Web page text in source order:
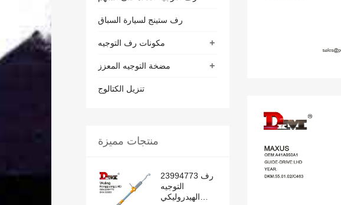
رف ستينج لسيارة السباق
+ مكونات رف التوجيه
+ مضخة التوجيه المعزز
تنزيل الكتالوج
منتجات مميزة
23994773 رف
التوجيه
الهيدروليكي